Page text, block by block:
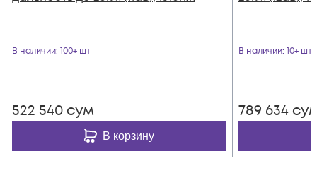
В наличии: 100+ шт
522 540 сум
В корзину
В наличии: 10+ шт
789 634